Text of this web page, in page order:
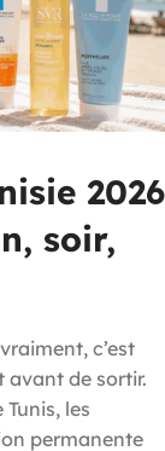
2026
soir,
c’est
avant de sortir.
les
permanente